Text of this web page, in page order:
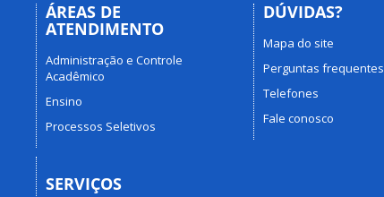
ÁREAS DE
ATENDIMENTO
Administração e Controle
Acadêmico
Ensino
Processos Seletivos
SERVIÇOS
DÚVIDAS?
Mapa do site
Perguntas frequentes
Telefones
Fale conosco